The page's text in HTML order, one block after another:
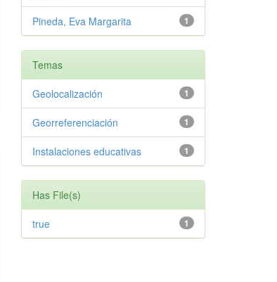
1
Pineda, Eva Margarita
Temas
1
Geolocalización
1
Georreferenciación
1
Instalaciones educativas
Has File(s)
1
true